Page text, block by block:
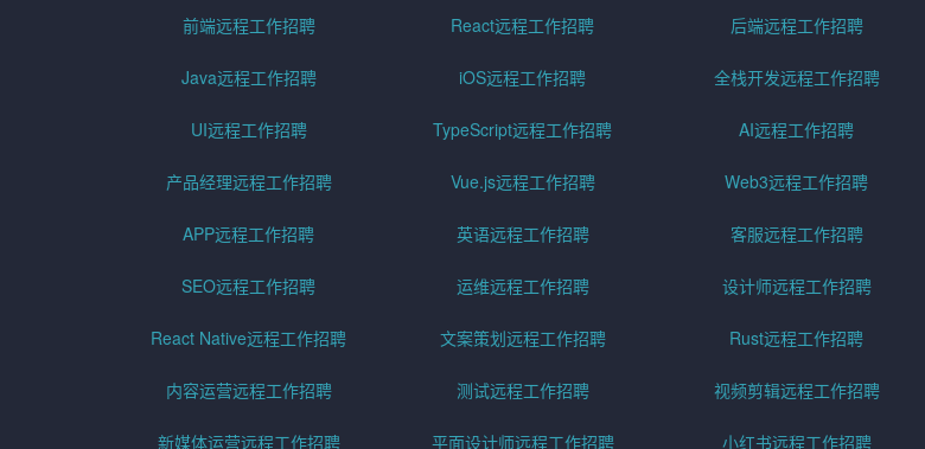
前端远程工作招聘 React远程工作招聘 后端远程工作招聘
Java远程工作招聘 iOS远程工作招聘 全栈开发远程工作招聘
UI远程工作招聘 TypeScript远程工作招聘 AI远程工作招聘
产品经理远程工作招聘 Vue.js远程工作招聘 Web3远程工作招聘
APP远程工作招聘 英语远程工作招聘 客服远程工作招聘
SEO远程工作招聘 运维远程工作招聘 设计师远程工作招聘
React Native远程工作招聘 文案策划远程工作招聘 Rust远程工作招聘
内容运营远程工作招聘 测试远程工作招聘 视频剪辑远程工作招聘
新媒体运营远程工作招聘 平面设计师远程工作招聘 小红书远程工作招聘